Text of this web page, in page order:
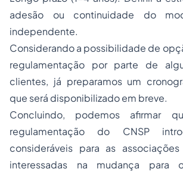
adesão ou continuidade do
independente.
Considerando a possibilidade de
regulamentação por parte de
clientes, já preparamos um
que será disponibilizado em breve.
Concluindo, podemos afirmar
regulamentação do CNSP
consideráveis para as
interessadas na mudança para